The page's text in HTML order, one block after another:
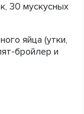
30 мускусных
яйца (утки,
бройлер и